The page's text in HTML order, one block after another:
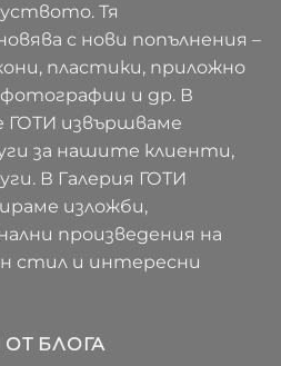
Тя
с нови попълнения –
пластики, приложно
и др. В
извършваме
за нашите клиенти,
В Галерия ГОТИ
изложби,
произведения на
стил и интересни
БЛОГА